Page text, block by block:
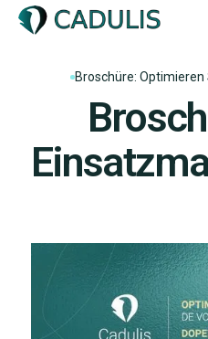
Broschüre: Optimieren